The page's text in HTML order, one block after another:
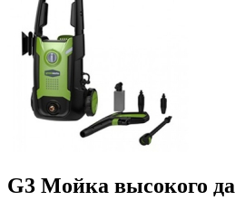
G3 Мойка высокого